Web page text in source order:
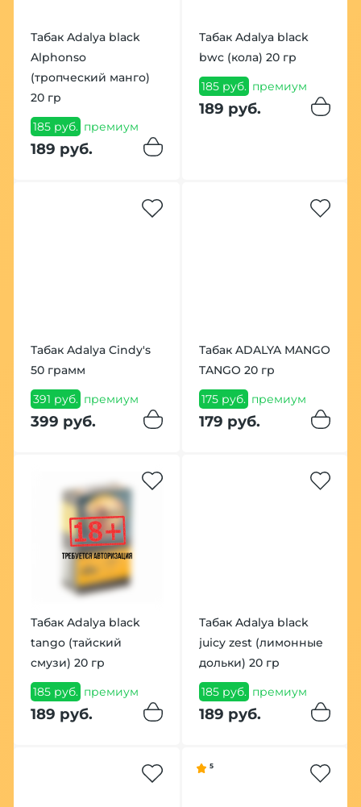
Табак Adalya black
Alphonso
(тропческий манго)
20 гр
185 руб. премиум
189 руб.
Табак Adalya black
bwc (кола) 20 гр
185 руб. премиум
189 руб.
Табак Adalya Cindy's
50 грамм
391 руб. премиум
399 руб.
Табак ADALYA MANGO
TANGO 20 гр
175 руб. премиум
179 руб.
Табак Adalya black
tango (тайский
смузи) 20 гр
185 руб. премиум
189 руб.
Табак Adalya black
juicy zest (лимонные
дольки) 20 гр
185 руб. премиум
189 руб.
5